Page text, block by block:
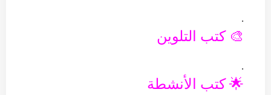
🎨 كتب التلوين
🌟 كتب الأنشطة